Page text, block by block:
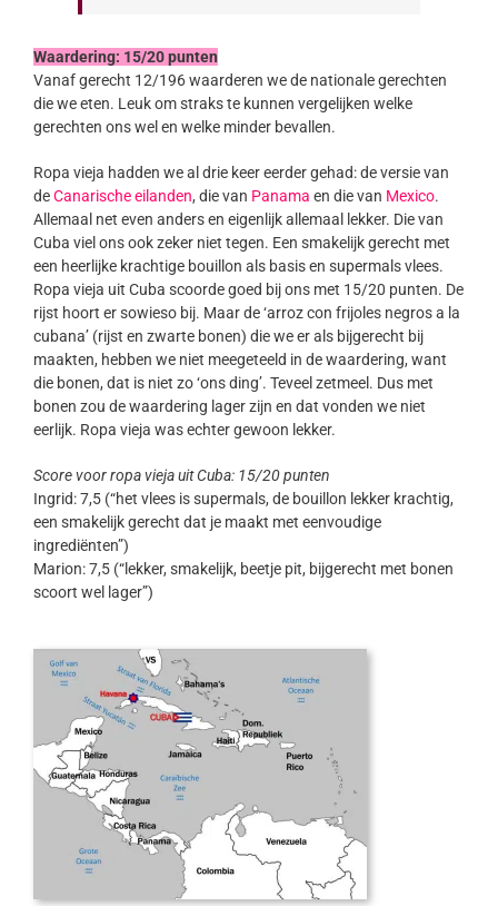
Waardering: 15/20 punten
Vanaf gerecht 12/196 waarderen we de nationale gerechten
die we eten. Leuk om straks te kunnen vergelijken welke
gerechten ons wel en welke minder bevallen.
Ropa vieja hadden we al drie keer eerder gehad: de versie van
deCanarische eilanden, die van Panama en die van Mexico.
Allemaal net even anders en eigenlijk allemaal lekker. Die van
Cuba viel ons ook zeker niet tegen. Een smakelijk gerecht met
een heerlijke krachtige bouillon als basis en supermals vlees.
Ropa vieja uit Cuba scoorde goed bij ons met 15/20 punten. De
rijst hoort er sowieso bij. Maar de ‘arroz con frijoles negros a la
cubana’ (rijst en zwarte bonen) die we er als bijgerecht bij
maakten, hebben we niet meegeteeld in de waardering, want
die bonen, dat is niet zo ‘ons ding’. Teveel zetmeel. Dus met
bonen zou de waardering lager zijn en dat vonden we niet
eerlijk. Ropa vieja was echter gewoon lekker.
Score voor ropa vieja uit Cuba: 15/20 punten
Ingrid: 7,5 (“het vlees is supermals, de bouillon lekker krachtig,
een smakelijk gerecht dat je maakt met eenvoudige
ingrediënten”)
Marion: 7,5 (“lekker, smakelijk, beetje pit, bijgerecht met bonen
scoort wel lager”)